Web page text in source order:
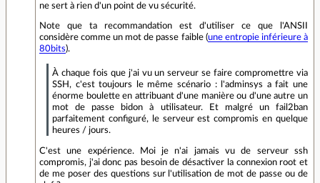
ne sert à rien d'un point de vu sécurité.
Note que ta recommandation est d'utiliser ce que l'ANSII
considère comme un mot de passe faible (une entropie inférieure à
80bits).
À chaque fois que j'ai vu un serveur se faire compromettre via
SSH, c'est toujours le même scénario : l'adminsys a fait une
énorme boulette en attribuant d'une manière ou d'une autre un
mot de passe bidon à utilisateur. Et malgré un fail2ban
parfaitement configuré, le serveur est compromis en quelque
heures / jours.
C'est une expérience. Moi je n'ai jamais vu de serveur ssh
compromis, j'ai donc pas besoin de désactiver la connexion root et
de me poser des questions sur l'utilisation de mot de passe ou de